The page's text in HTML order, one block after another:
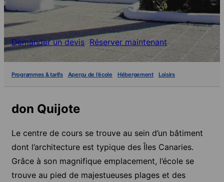
Demander un devis Réserver maintenant
Programmes & tarifs Aperçu de l'école Hébergement Loisirs
don Quijote
Le centre de cours se trouve au sein d’un bâtiment
dont l’architecture est typique des Îles Canaries.
Grâce à son magnifique emplacement, l’école se
trouve au pied de majestueuses plages et des